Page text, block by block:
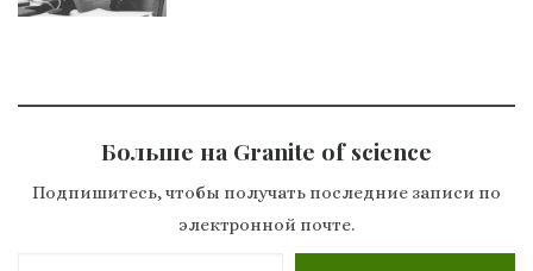
Больше на Granite of science
Подпишитесь, чтобы получать последние записи по
электронной почте.
Введите адрес электронной почты…